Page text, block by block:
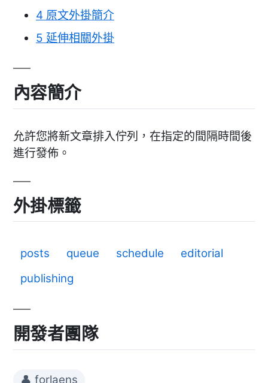
4 原文外掛簡介
5 延伸相關外掛
內容簡介
允許您將新文章排入佇列，在指定的間隔時間後
進行發佈。
外掛標籤
posts queue schedule
editorial
publishing
開發者團隊
👤 forlaens